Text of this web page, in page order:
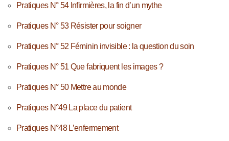
Pratiques N° 54 Infirmières, la fin d’un mythe
Pratiques N° 53 Résister pour soigner
Pratiques N° 52 Féminin invisible : la question du soin
Pratiques N° 51 Que fabriquent les images ?
Pratiques N° 50 Mettre au monde
Pratiques N°49 La place du patient
Pratiques N°48 L’enfermement